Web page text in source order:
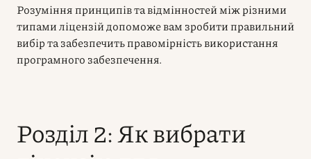
Розуміння принципів та відмінностей між різними
типами ліцензій допоможе вам зробити правильний
вибір та забезпечить правомірність використання
програмного забезпечення.
Розділ 2: Як вибрати